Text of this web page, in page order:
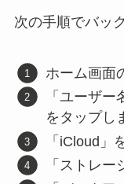
次の手順でバッ
ホーム画面
「ユーザ
をタップし
「iCloud」
「ストレー